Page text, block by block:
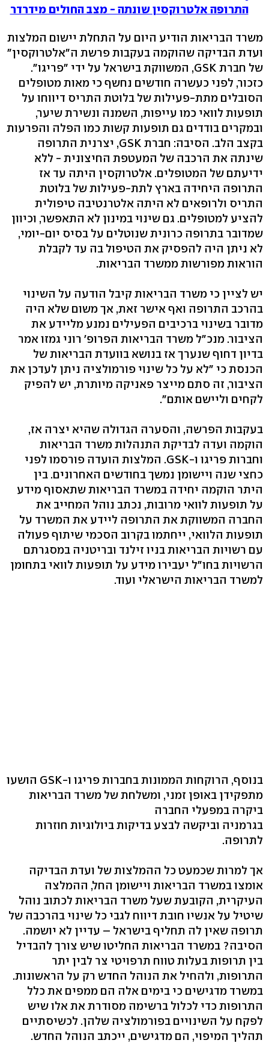
התרופה אלטרוקסין שונתה - מצב החולים מידרדר
משרד הבריאות הודיע היום על התחלת יישום המלצות
ועדת הבדיקה שהוקמה בעקבות פרשת ה"אלטרוקסין"
של חברת GSK, המשווקת בישראל על ידי "פריגו".
כזכור, לפני כעשרה חודשים נחשף כי מאות מטופלים
הסובלים מתת-פעילות של בלוטת התריס דיווחו על
תופעות לוואי כמו עייפות, השמנה ונשירת שיער,
ובמקרים בודדים גם תופעות קשות כמו הפלה והפרעות
בקצב הלב. הסיבה: חברת GSK, יצרנית התרופה
שינתה את הרכבה של המעטפת החיצונית - ללא
ידיעתם של המטופלים. אלטרוקסין היתה עד אז
התרופה היחידה בארץ לתת-פעילות של בלוטת
התריס ולרופאים לא היתה אלטרנטיבה טיפולית
להציע למטופלים. גם שינוי במינון לא התאפשר, וכיוון
שמדובר בתרופה כרונית שנוטלים על בסיס יום-יומי,
לא ניתן היה להפסיק את הטיפול בה עד לקבלת
הוראות מפורשות ממשרד הבריאות.
יש לציין כי משרד הבריאות קיבל הודעה על השינוי
בהרכב התרופה ואף אישר זאת, אך משום שלא היה
מדובר בשינוי ברכיבים הפעילים נמנע מליידע את
הציבור. מנכ"ל משרד הבריאות הפרופ' רוני גמזו אמר
בדיון דחוף שנערך אז בנושא בוועדת הבריאות של
הכנסת כי "לא על כל שינוי פורמולציה ניתן לעדכן את
הציבור, זה סתם מייצר פאניקה מיותרת, יש להפיק
לקחים וליישם אותם".
בעקבות הפרשה, והסערה הגדולה שהיא יצרה אז,
הוקמה ועדה לבדיקת התנהלות משרד הבריאות
וחברות פריגו ו-GSK. המלצות הועדה פורסמו לפני
כחצי שנה ויישומן נמשך בחודשים האחרונים. בין
היתר הוקמה יחידה במשרד הבריאות שתאסוף מידע
על תופעות לוואי מרובות, נכתב נוהל המחייב את
החברה המשווקת את התרופה ליידע את המשרד על
תופעות הלוואי, ייחתמו בקרוב הסכמי שיתוף פעולה
עם רשויות הבריאות בניו זילנד ובריטניה במסגרתם
הרשויות בחו"ל יעבירו מידע על תופעות לוואי בתחומן
למשרד הבריאות הישראלי ועוד.
בנוסף, הרוקחות הממונות בחברות פריגו ו-GSK הושעו
מתפקידן באופן זמני, ומשלחת של משרד הבריאות
ביקרה במפעלי החברה
בגרמניה וביקשה לבצע בדיקות ביולוגיות חוזרות
לתרופה.
אך למרות שכמעט כל ההמלצות של ועדת הבדיקה
אומצו במשרד הבריאות ויישומן החל, ההמלצה
העיקרית, הקובעת שעל משרד הבריאות לכתוב נוהל
שיטיל על אנשיו חובת דיווח לגבי כל שינוי בהרכבה של
תרופה שאין לה תחליף בישראל – עדיין לא יושמה.
הסיבה? במשרד הבריאות החליטו שיש צורך להבדיל
בין תרופות בעלות טווח תרפויטי צר לבין יתר
התרופות, ולהחיל את הנוהל החדש רק על הראשונות.
במשרד מדגישים כי בימים אלה הם ממפים את כלל
התרופות כדי לכלול ברשימה מסודרת את אלו שיש
לפקח על השינויים בפורמולציה שלהן. לכשיסתיים
תהליך המיפוי, הם מדגישים, ייכתב הנוהל החדש.